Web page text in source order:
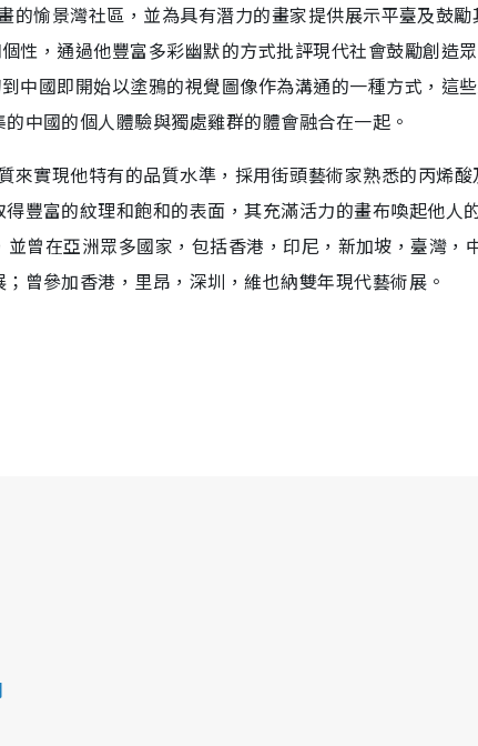
愉景灣社區，並為具有潛力的畫家提供展示平臺及鼓勵
性，通過他豐富多彩幽默的方式批評現代社會鼓勵創造
中國即開始以塗鴉的視覺圖像作為溝通的一種方式，這
中國的個人體驗與獨處雞群的體會融合在一起。
來實現他特有的品質水準，採用街頭藝術家熟悉的丙烯酸
豐富的紋理和飽和的表面，其充滿活力的畫布喚起他人
曾在亞洲眾多國家，包括香港，印尼，新加坡，臺灣，
曾參加香港，里昂，深圳，維也納雙年現代藝術展。